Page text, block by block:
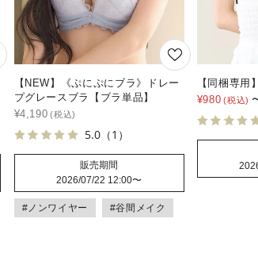
【NEW】《ぷにぷにブラ》ドレー
プグレースブラ【ブラ単品】
¥4,190
5.0（1）
販売期間
2026/07/22 12:00〜
#ノンワイヤー #谷間メイク
【同梱専用
¥980